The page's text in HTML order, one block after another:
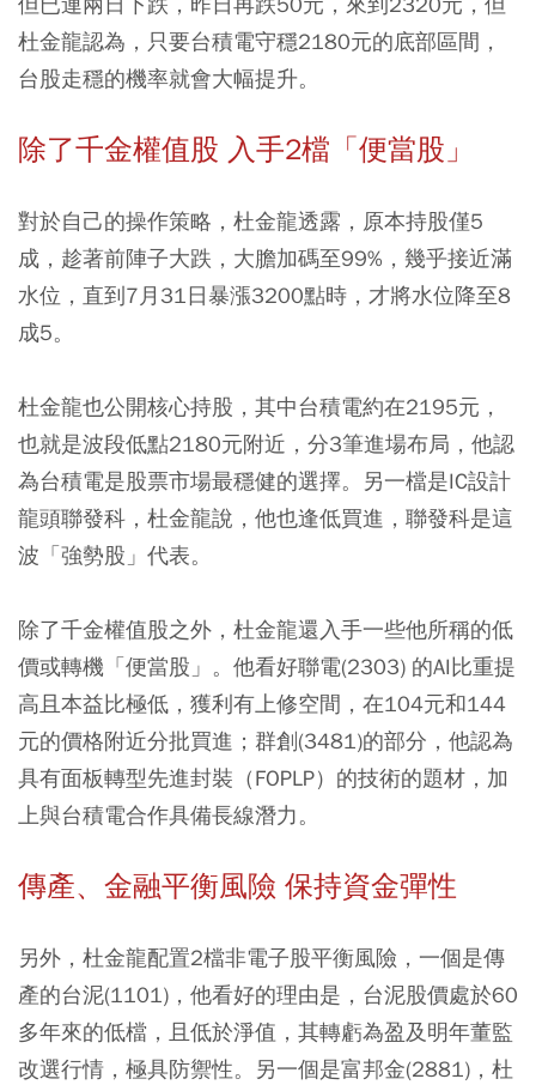
杜金龍認為，只要台積電守穩2180元的底部區間，
台股走穩的機率就會大幅提升。
除了千金權值股 入手2檔「便當股」
對於自己的操作策略，杜金龍透露，原本持股僅5
成，趁著前陣子大跌，大膽加碼至99%，幾乎接近滿
水位，直到7月31日暴漲3200點時，才將水位降至8
成5。
杜金龍也公開核心持股，其中台積電約在2195元，
也就是波段低點2180元附近，分3筆進場布局，他認
為台積電是股票市場最穩健的選擇。另一檔是IC設計
龍頭聯發科，杜金龍說，他也逢低買進，聯發科是這
波「強勢股」代表。
除了千金權值股之外，杜金龍還入手一些他所稱的低
價或轉機「便當股」。他看好聯電(2303) 的AI比重提
高且本益比極低，獲利有上修空間，在104元和144
元的價格附近分批買進；群創(3481)的部分，他認為
具有面板轉型先進封裝（FOPLP）的技術的題材，加
上與台積電合作具備長線潛力。
傳產、金融平衡風險 保持資金彈性
另外，杜金龍配置2檔非電子股平衡風險，一個是傳
產的台泥(1101)，他看好的理由是，台泥股價處於60
多年來的低檔，且低於淨值，其轉虧為盈及明年董監
改選行情，極具防禦性。另一個是富邦金(2881)，杜